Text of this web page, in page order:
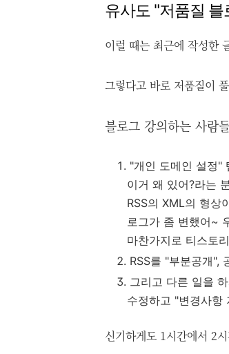
유사도 "저품질 블
이럴 때는 최근에 작성한
그렇다고 바로 저품질이
블로그 강의하는 사람
"개인 도메인 설정"
이거 왜 있어?라는
RSS의 XML의 형상
로그가 좀 변했어~
마찬가지로 티스토
RSS를 "부분공개",
그리고 다른 일을
수정하고 "변경사항
신기하게도 1시간에서 2